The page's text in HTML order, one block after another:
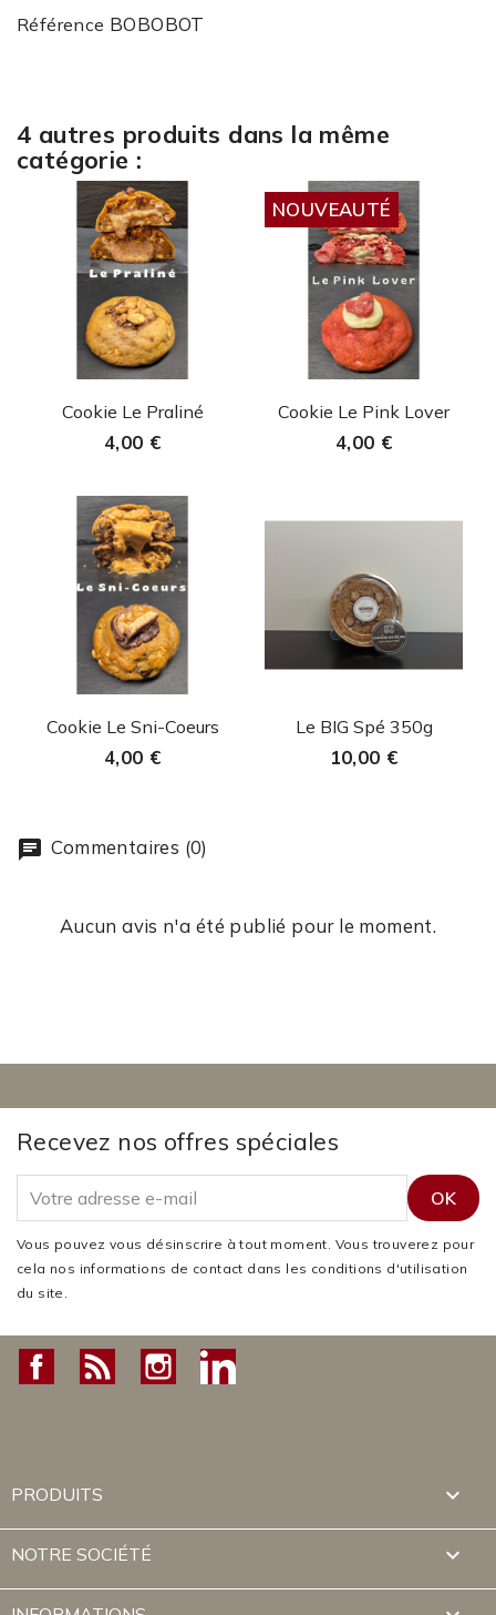
Référence BOBOBOT
4 autres produits dans la même
catégorie :
 Aperçu rapide
Cookie Le Praliné
4,00 €
Aperçu rapide
Cookie Le Pink Lover
4,00 €
NOUVEAUTÉ
Aperçu rapide
Cookie Le Sni-Coeurs
4,00 €
 Aperçu rapide
Le BIG Spé 350g
10,00 €
Commentaires (0)
Aucun avis n'a été publié pour le moment.
Recevez nos offres spéciales
Vous pouvez vous désinscrire à tout moment. Vous trouverez pour
cela nos informations de contact dans les conditions d'utilisation
du site.
FacebookRss Instagram
PRODUITS 
NOTRE SOCIÉTÉ 